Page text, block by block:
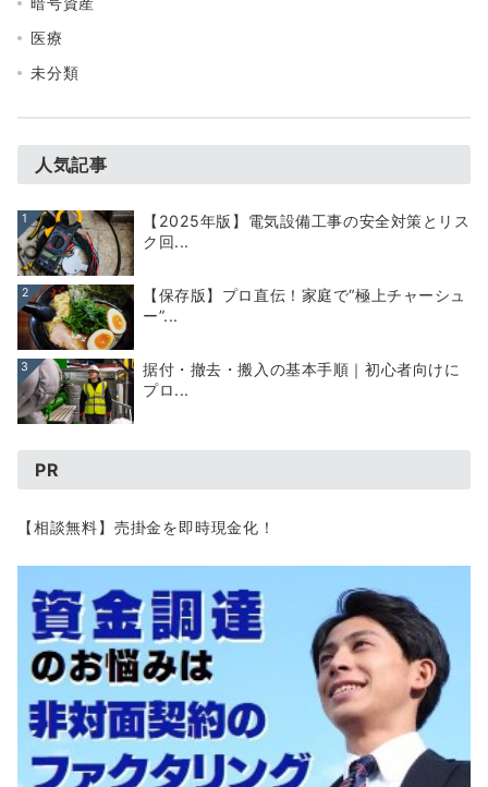
医療
未分類
人気記事
1
【2025年版】電気設備工事の安全対策とリス
ク回...
2
【保存版】プロ直伝！家庭で“極上チャーシュ
ー”...
3
据付・撤去・搬入の基本手順｜初心者向けに
プロ...
PR
【相談無料】売掛金を即時現金化！